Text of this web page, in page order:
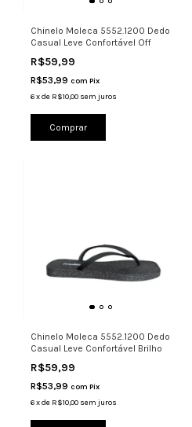
Chinelo Moleca 5552.1200 Dedo
Casual Leve Confortável Off
R$59,99
R$53,99 com Pix
6 xde R$10,00 sem juros
Comprar
Chinelo Moleca 5552.1200 Dedo
Casual Leve Confortável Brilho
R$59,99
R$53,99 com Pix
6 xde R$10,00 sem juros